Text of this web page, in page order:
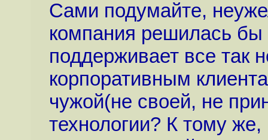
Сами подумайте,
компания решилась бы
поддерживает все так
корпоративным
чужой(не своей, не
технологии? К тому